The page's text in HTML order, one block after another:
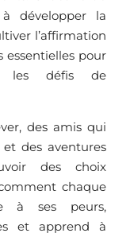
développer la
l’affirmation
essentielles pour
les défis de
des amis qui
des aventures
des choix
chaque
à ses peurs,
et apprend à